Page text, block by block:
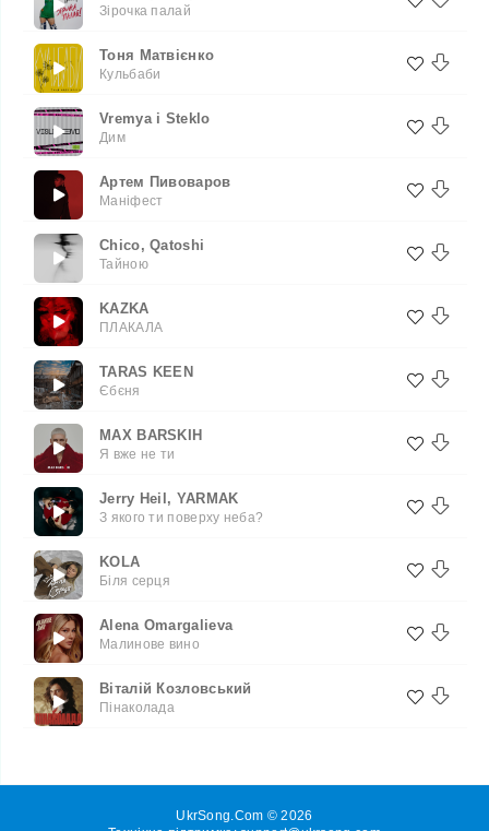
Зірочка палай
Тоня Матвієнко
Кульбаби
Vremya i Steklo
Дим
Артем Пивоваров
Маніфест
Chico, Qatoshi
Тайною
KAZKA
ПЛАКАЛА
TARAS KEEN
Єбєня
MAX BARSKIH
Я вже не ти
Jerry Heil, YARMAK
З якого ти поверху неба?
KOLA
Біля серця
Alena Omargalieva
Малинове вино
Віталій Козловський
Пінаколада
UkrSong.Com © 2026